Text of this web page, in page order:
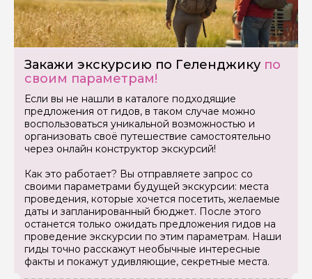
Закажи экскурсию по Геленджику по
своим параметрам!
Если вы не нашли в каталоге подходящие
предложения от гидов, в таком случае можно
воспользоваться уникальной возможностью и
организовать своё путешествие самостоятельно
через онлайн конструктор экскурсий!
Как это работает? Вы отправляете запрос со
своими параметрами будущей экскурсии: места
проведения, которые хочется посетить, желаемые
даты и запланированный бюджет. После этого
останется только ожидать предложения гидов на
проведение экскурсии по этим параметрам. Наши
гиды точно расскажут необычные интересные
факты и покажут удивляющие, секретные места.
Вопросы и комментарии
Если у вас есть интересующие вопросы, можете их
задать
Я даю своё согласие на обработку персональных
Отправить